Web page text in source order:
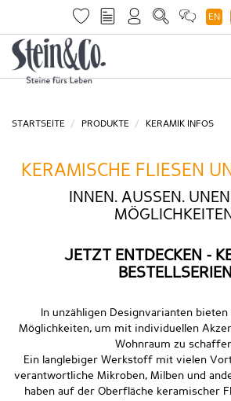
EN
STARTSEITE PRODUKTE KERAMIK INFOS
KERAMISCHE FLIESEN
INNEN. AUSSEN.
ÖGLICHKEITEN.
JETZT ENTDECKEN -
BESTELLSERIEN
In unzähligen Designvarianten bieten
Möglichkeiten, um mit individuellen
Wohnraum zu
Ein langlebiger Werkstoff mit vielen
verantwortliche Mikroben, Milben und
haben auf der Oberfläche keramischer